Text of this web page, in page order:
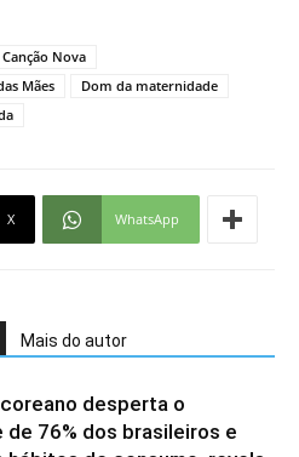
Nova
Mães
Dom da maternidade
X WhatsApp
Mais do autor
desperta o
de 76% dos brasileiros e